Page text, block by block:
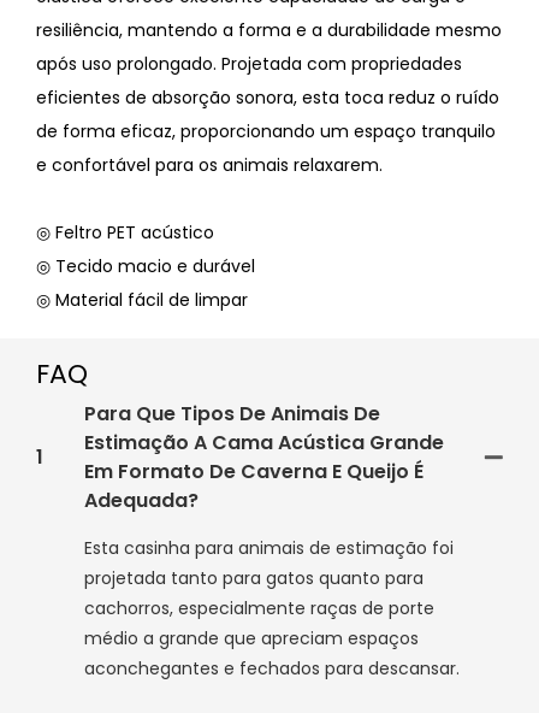
resiliência, mantendo a forma e a durabilidade mesmo
após uso prolongado. Projetada com propriedades
eficientes de absorção sonora, esta toca reduz o ruído
de forma eficaz, proporcionando um espaço tranquilo
e confortável para os animais relaxarem.
◎ Feltro PET acústico
◎ Tecido macio e durável
◎ Material fácil de limpar
FAQ
1
Para Que Tipos De Animais De
Estimação A Cama Acústica Grande
Em Formato De Caverna E Queijo É
Adequada?
Esta casinha para animais de estimação foi
projetada tanto para gatos quanto para
cachorros, especialmente raças de porte
médio a grande que apreciam espaços
aconchegantes e fechados para descansar.